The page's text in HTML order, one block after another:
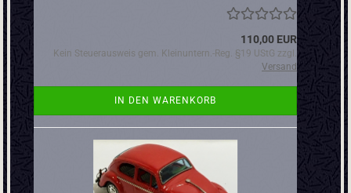
110,00 EUR
Kein Steuerausweis gem. Kleinuntern.-Reg. §19 UStG zzgl.
Versand
IN DEN WARENKORB